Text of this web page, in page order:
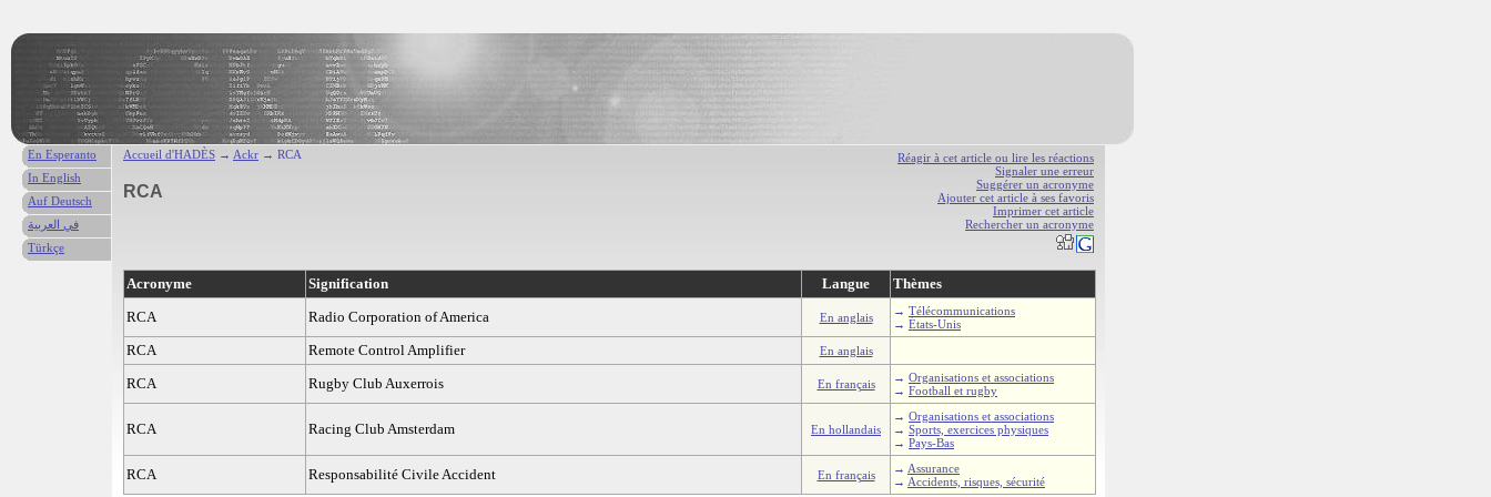
Réagir à cet article ou lire les réactions
Signaler une erreur
Suggérer un acronyme
Ajouter cet article à ses favoris
Imprimer cet article
Rechercher un acronyme
Accueil d'HADÈS → Ackr → RCA
RCA
Acronyme Signification Langue
Thèmes
RCA
Radio Corporation of America En anglais → Télécommunications
→ États-Unis
RCA Remote Control Amplifier En anglais
RCA Rugby Club Auxerrois En français → Organisations et associations
→ Football et rugby
RCA Racing Club Amsterdam En hollandais
→ Organisations et associations
→ Sports, exercices physiques
→ Pays-Bas
RCA Responsabilité Civile Accident En français → Assurance
→ Accidents, risques, sécurité
En Esperanto
In English
Auf Deutsch
في العربية
Türkçe